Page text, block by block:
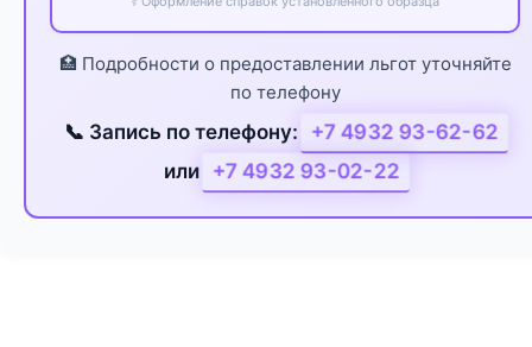
🏥 Подробности о предоставлении льгот уточняйте
по телефону
📞 Запись по телефону: +7 4932 93-62-62
или +7 4932 93-02-22